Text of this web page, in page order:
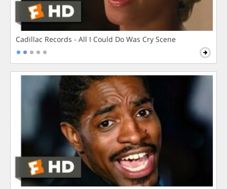
Cadillac Records - All I Could Do Was Cry Scene